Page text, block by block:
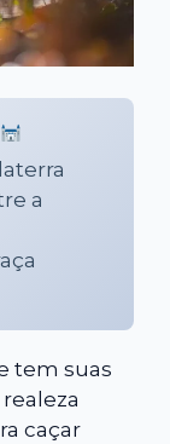
a
tem suas
caçar